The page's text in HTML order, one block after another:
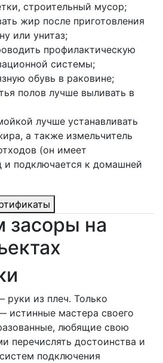
строительный мусор;
жир после приготовления
или унитаз;
профилактическую
системы;
обувь в раковине;
полов лучше выливать в
лучше устанавливать
а также измельчитель
(он имеет
и подключается к домашней
засоры на
из плеч. Только
истинные мастера своего
любящие свою
перечислять достоинства и
подключения